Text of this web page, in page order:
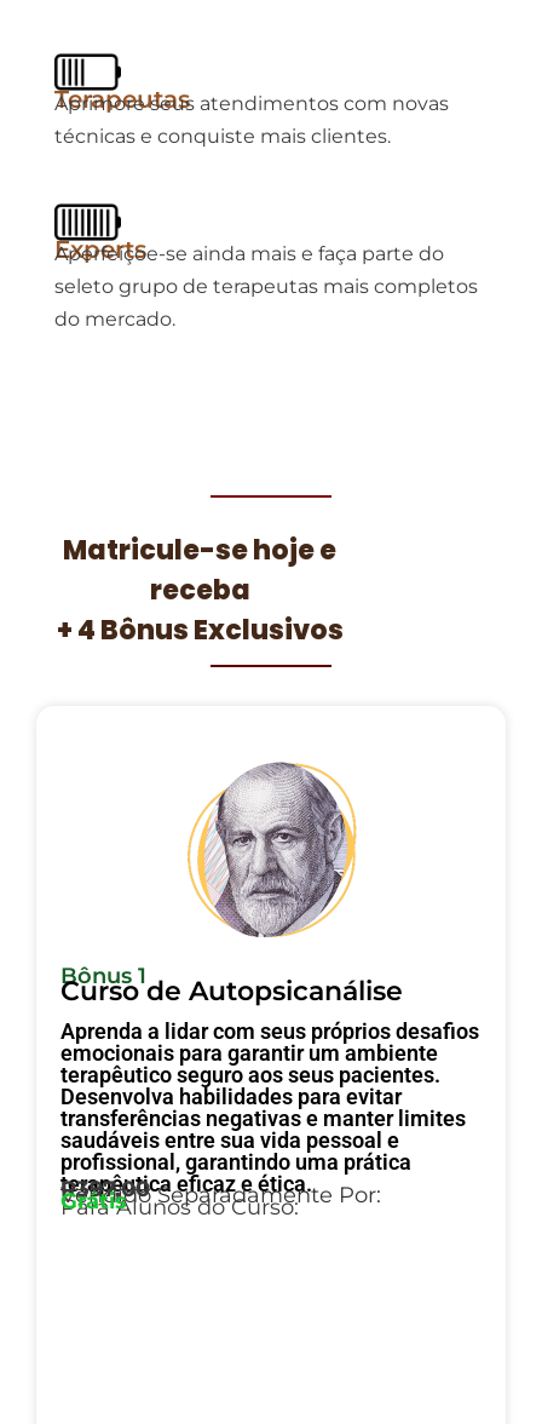
Terapeutas
Aprimore seus atendimentos com novas
técnicas e conquiste mais clientes.
Experts
Aperfeiçoe-se ainda mais e faça parte do
seleto grupo de terapeutas mais completos
do mercado.
Matricule-se hoje e
receba
+ 4 Bônus Exclusivos
Bônus 1
Curso de Autopsicanálise
Aprenda a lidar com seus próprios desafios
emocionais para garantir um ambiente
terapêutico seguro aos seus pacientes.
Desenvolva habilidades para evitar
transferências negativas e manter limites
saudáveis entre sua vida pessoal e
profissional, garantindo uma prática
terapêutica eficaz e ética.
Vendido Separadamente Por:
R397,00
Para Alunos do Curso:
Grátis